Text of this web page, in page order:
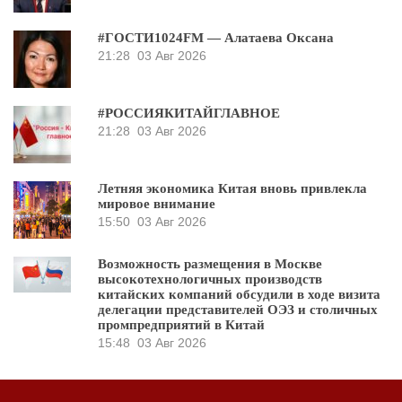
#ГОСТИ1024FM — Алатаева Оксана
21:28 03 Авг 2026
#РОССИЯКИТАЙГЛАВНОЕ
21:28 03 Авг 2026
Летняя экономика Китая вновь привлекла
мировое внимание
15:50 03 Авг 2026
Возможность размещения в Москве
высокотехнологичных производств
китайских компаний обсудили в ходе визита
делегации представителей ОЭЗ и столичных
промпредприятий в Китай
15:48 03 Авг 2026